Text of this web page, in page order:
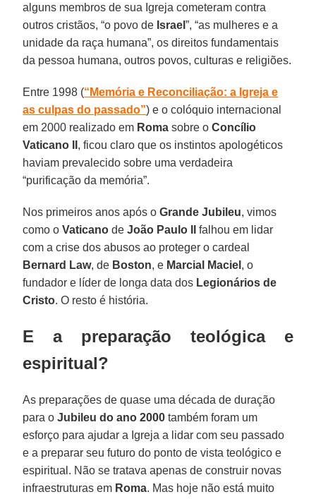
alguns membros de sua Igreja cometeram contra
outros cristãos, “o povo de Israel”, “as mulheres e a
unidade da raça humana”, os direitos fundamentais
da pessoa humana, outros povos, culturas e religiões.
Entre 1998 (“Memória e Reconciliação: a Igreja e
as culpas do passado”) e o colóquio internacional
em 2000 realizado em Roma sobre oConcílio
Vaticano II , ficou claro que os instintos apologéticos
haviam prevalecido sobre uma verdadeira
“purificação da memória”.
Nos primeiros anos após oGrande Jubileu, vimos
como oVaticano deJoão Paulo II
falhou em lidar
com a crise dos abusos ao proteger o cardeal
Bernard Law, de Boston, e Marcial Maciel , o
fundador e líder de longa data dos Legionários de
Cristo. O resto é história.
E a preparação teológica e
espiritual?
As preparações de quase uma década de duração
para oJubileu do ano 2000 também foram um
esforço para ajudar a Igreja a lidar com seu passado
e a preparar seu futuro do ponto de vista teológico e
espiritual. Não se tratava apenas de construir novas
infraestruturas em Roma. Mas hoje não está muito